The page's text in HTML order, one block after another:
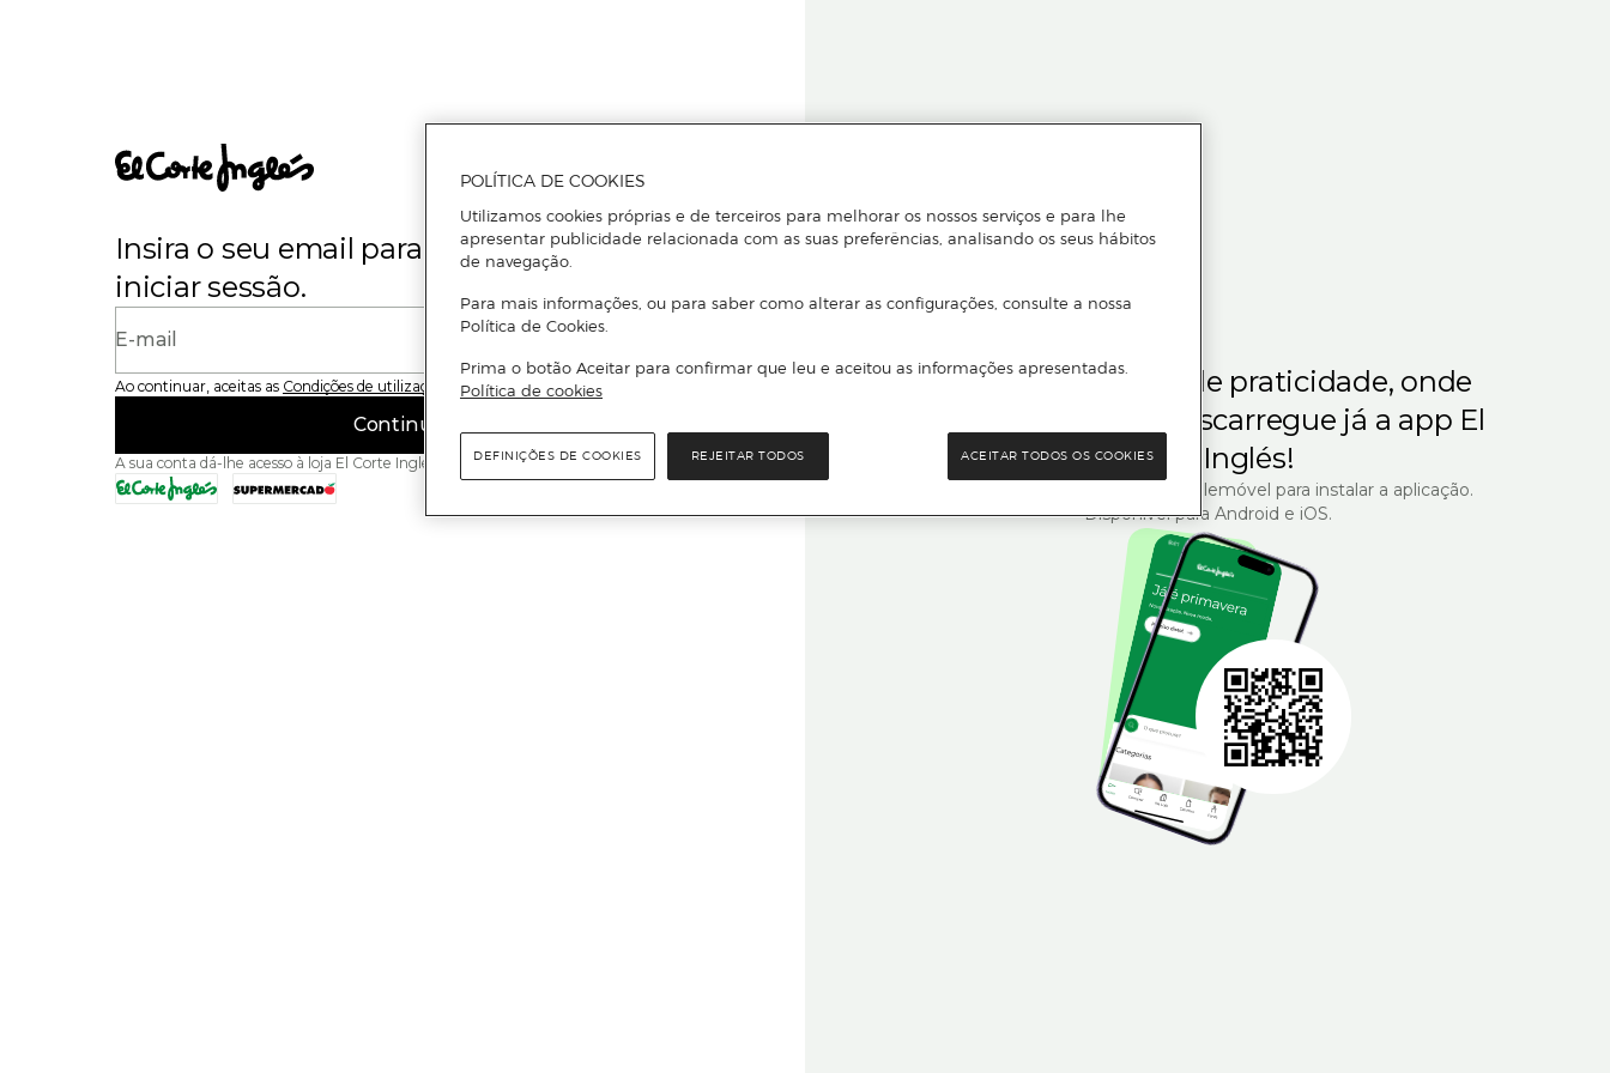
Insira o seu email para se registar ou
iniciar sessão.
E-mail
Ao continuar, aceitas as Condições de utilização do site
Continuar
A sua conta dá-lhe acesso à loja El Corte Inglés e ao Supermercado El Corte Inglés.
Para quem gosta de praticidade, onde
Descarregue já a app El
Corte Inglés!
Leia o código QR com o seu telemóvel para instalar a aplicação.
Disponível para Android e iOS.
POLÍTICA DE COOKIES
Utilizamos cookies próprias e de terceiros para melhorar os nossos serviços e para lhe
apresentar publicidade relacionada com as suas preferências, analisando os seus hábitos
de navegação.
Para mais informações, ou para saber como alterar as configurações, consulte a nossa
Política de Cookies.
Prima o botão Aceitar para confirmar que leu e aceitou as informações apresentadas.
Política de cookies
REJEITAR TODOS ACEITAR TODOS OS COOKIES
DEFINIÇÕES DE COOKIES